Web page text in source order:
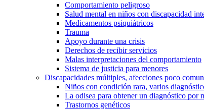
Comportamiento peligroso
Salud mental en niños con discapacidad
Medicamentos psiquiátricos
Trauma
Apoyo durante una crisis
Derechos de recibir servicios
Malas interpretaciones del comportamiento
Sistema de justicia para menores
Discapacidades múltiples, afecciones poco
Niños con condición rara, varios
La odisea para obtener un diagnóstico por
Trastornos genéticos